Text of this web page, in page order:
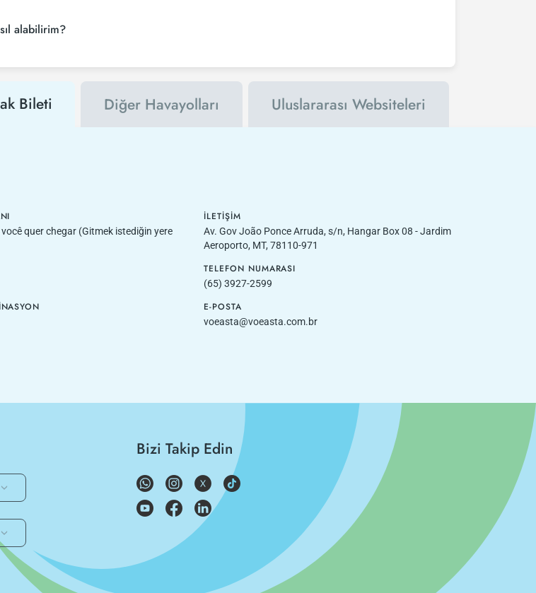
alabilirim?
Bileti Diğer Havayolları Uluslararası Websiteleri
quer chegar (Gitmek istediğin yere
İLETIŞIM
Av. Gov João Ponce Arruda, s/n, Hangar Box 08 - Jardim
Aeroporto, MT, 78110-971
TELEFON NUMARASI
(65) 3927-2599
E-POSTA
voeasta@voeasta.com.br
Bizi Takip Edin